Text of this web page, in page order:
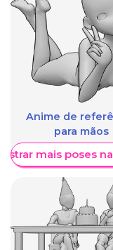
Anime de
para mãos
mais poses